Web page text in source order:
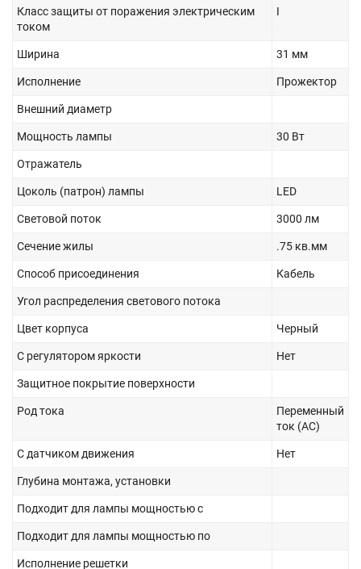
Класс защиты от поражения электрическим
током
I
Ширина 31 мм
Исполнение Прожектор
Внешний диаметр
Мощность лампы 30 Вт
Отражатель
Цоколь (патрон) лампы LED
Световой поток 3000 лм
Сечение жилы .75 кв.мм
Способ присоединения Кабель
Угол распределения светового потока
Цвет корпуса Черный
С регулятором яркости Нет
Защитное покрытие поверхности
Род тока
Переменный
ток (AC)
С датчиком движения Нет
Глубина монтажа, установки
Подходит для лампы мощностью с
Подходит для лампы мощностью по
Исполнение решетки